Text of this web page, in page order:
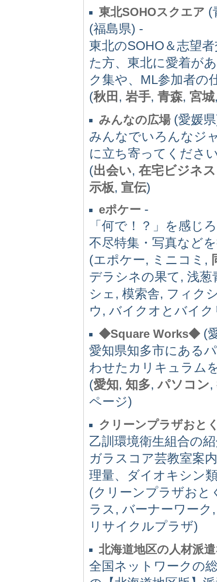
東北SOHOスクエア (
(福島県) -
東北のSOHO＆志望
た方、東北に愛着が
ク集や、ML参加者の
(秋田 , 岩手, 青森, 宮城
みんなの広場(愛媛
みんなでいろんなジ
に立ち寄ってくださ
(出会い, 在宅ビジネス
示板, 宣伝)
eポケー -
「何で！？」を感じ
不尽特集・写真など
(エポケー, ミニコミ,
デラシネの果て, 浅葱
シェ, 模索舎, フィク
ウ, バイクオとバイ
◆Square Works◆ (
愛知県知多市にある
わせたカリキュラム
(愛知, 知多,パソコン,
ページ)
クリーンプラザおと
乙訓環境衛生組合の
ガラスコア芸教室案
理量、ダイオキシン
(クリーンプラザおと
ラス, バーナーワー
リサイクルプラザ)
北海道地区の人材派
全国ネットワークの